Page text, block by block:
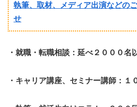
執筆、取材、メディア出演などの
せ
・就職・転職相談：延べ２０００名
・キャリア講座、セミナー講師：１